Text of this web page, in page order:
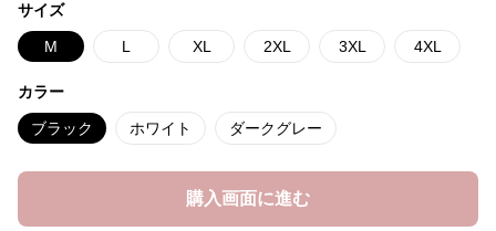
サイズ
M L XL 2XL 3XL 4XL
カラー
ブラック ホワイト ダークグレー
購入画面に進む